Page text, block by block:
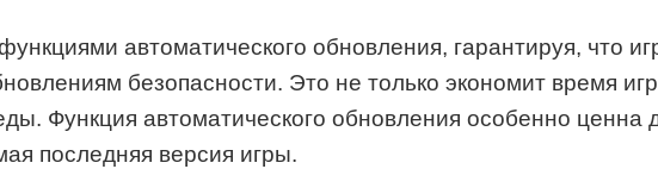
автоматического обновления, гарантируя, что
безопасности. Это не только экономит время
Функция автоматического обновления особенно ценна
последняя версия игры.